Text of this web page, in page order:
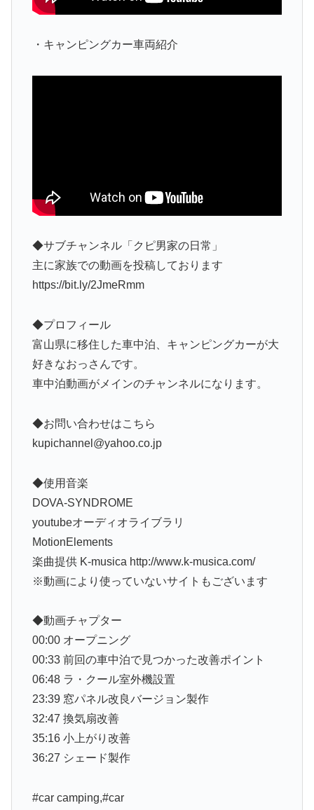
・キャンピングカー車両紹介
◆サブチャンネル「クピ男家の日常」
主に家族での動画を投稿しております
https://bit.ly/2JmeRmm
◆プロフィール
富山県に移住した車中泊、キャンピングカーが大
好きなおっさんです。
車中泊動画がメインのチャンネルになります。
◆お問い合わせはこちら
kupichannel@yahoo.co.jp
◆使用音楽
DOVA-SYNDROME
youtubeオーディオライブラリ
MotionElements
楽曲提供 K-musica http://www.k-musica.com/
※動画により使っていないサイトもございます
◆動画チャプター
00:00 オープニング
00:33 前回の車中泊で見つかった改善ポイント
06:48 ラ・クール室外機設置
23:39 窓パネル改良バージョン製作
32:47 換気扇改善
35:16 小上がり改善
36:27 シェード製作
#car camping,#car